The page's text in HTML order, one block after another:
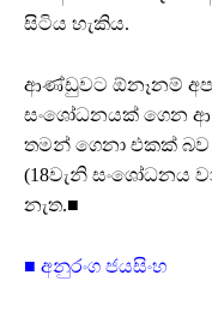
සිටිය හැකිය.
ආණ්ඩුවට ඕනෑනම් අප
සංශෝධනයක් ගෙන ආ
තමන් ගෙනා එකක්
(18වැනි සංශෝධනය
නැත.■
■ අනුරංග ජයසිංහ